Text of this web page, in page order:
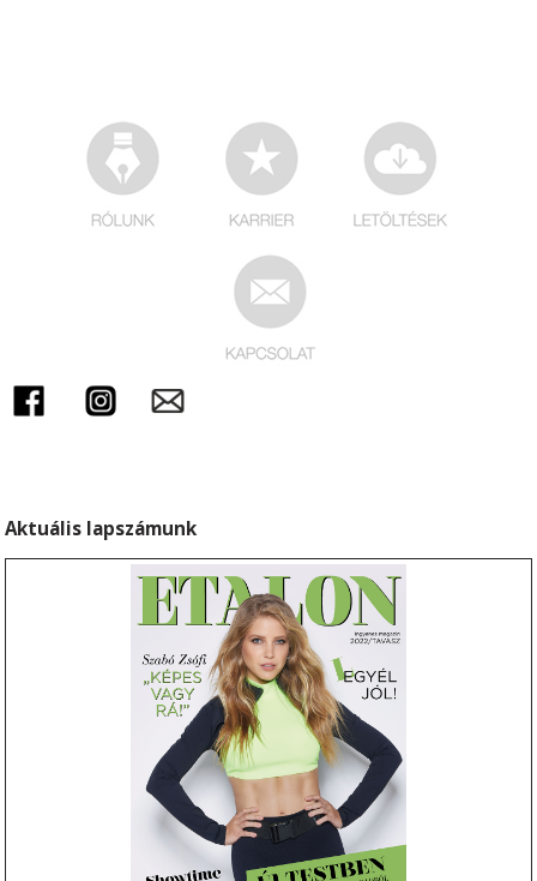
Aktuális lapszámunk